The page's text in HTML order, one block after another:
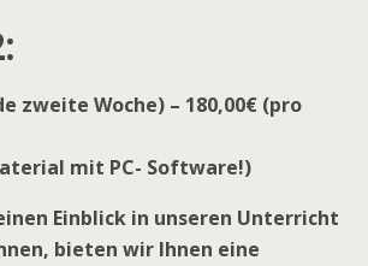
zweite Woche) – 180,00€ (pro
mit PC- Software!)
Einblick in unseren Unterricht
bieten wir Ihnen eine